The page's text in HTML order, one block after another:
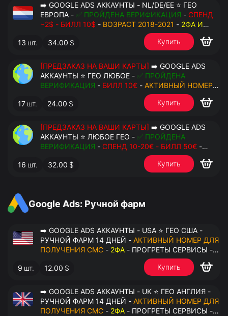
➡️ GOOGLE ADS АККАУНТЫ - NL/DE/EE ⭐ ГЕО
ЕВРОПА - ✅ ПРОЙДЕНА ВЕРИФИКАЦИЯ - СПЕНД
~2$ - БИЛЛ 10$ - ВОЗРАСТ 2018-2021 - 2ФА И
- РУЧНОЙ ФАРМ - РЕЗЕРВНАЯ
ПОЧТА С ДОСТУПОМ - ПЕРЕДАЧА В OCTO
13 шт. 34.00 $ Купить
[ПРЕДЗАКАЗ НА ВАШИ КАРТЫ] ➡️ GOOGLE ADS
АККАУНТЫ ⭐ ГЕО ЛЮБОЕ - ✅ ПРОЙДЕНА
ВЕРИФИКАЦИЯ - БИЛЛ 10€ - АКТИВНЫЙ НОМЕР
2ФА И РЕЗЕРВНЫЕ КОДЫ
- РУЧНОЙ ФАРМ - РЕЗЕРВНАЯ ПОЧТА С
ДОСТУПОМ - ПЕРЕДАЧА В АНТИДЕТЕКТ
17 шт. 24.00 $ Купить
[ПРЕДЗАКАЗ НА ВАШИ КАРТЫ] ➡️ GOOGLE ADS
АККАУНТЫ ⭐ ЛЮБОЕ ГЕО - ✅ ПРОЙДЕНА
ВЕРИФИКАЦИЯ - СПЕНД 10-20€ - БИЛЛ 50€ -
АКТИВНЫЙ НОМЕР ДЛЯ ПОВТОРНЫХ СМС-
И РЕЗЕРВНЫЕ КОДЫ
- РУЧНОЙ ФАРМ -
РЕЗЕРВНАЯ ПОЧТА С ДОСТУПОМ - ПЕРЕДАЧА В
16 шт. 32.00 $ Купить
Google Ads: Ручной фарм
➡️ GOOGLE ADS АККАУНТЫ - USA ⭐ ГЕО США -
РУЧНОЙ ФАРМ 14 ДНЕЙ - АКТИВНЫЙ НОМЕР ДЛЯ
ПОЛУЧЕНИЯ СМС - 2ФА - ПРОГРЕТЫ СЕРВИСЫ -
9 шт. 12.00 $ Купить
➡️ GOOGLE ADS АККАУНТЫ - UK ⭐ ГЕО АНГЛИЯ -
РУЧНОЙ ФАРМ 14 ДНЕЙ - АКТИВНЫЙ НОМЕР ДЛЯ
ПОЛУЧЕНИЯ СМС - 2ФА - ПРОГРЕТЫ СЕРВИСЫ -